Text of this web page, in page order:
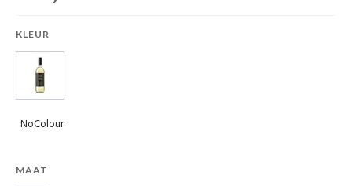
KLEUR
NoColour
MAAT